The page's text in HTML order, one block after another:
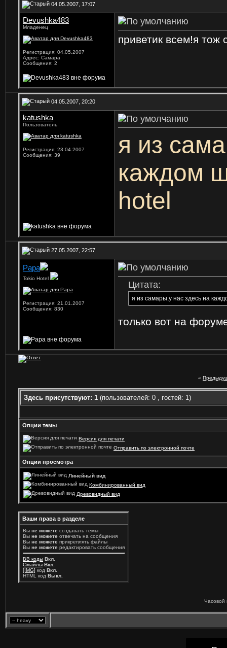
04.05.2007, 17:07
Devushka483
Младенец
Регистрация: 04.05.2007
Адрес: Самара
Сообщения: 2
приветик всем!я
04.05.2007, 20:20
katushka
Пользователь
Регистрация: 23.04.2007
Сообщения: 39
я из
каждом
hotel
27.05.2007, 22:57
Papa
Tokio Hotel
Регистрация: 21.01.2007
Сообщения: 830
Цитата:
я из самары,у нас здесь на
только вот на
«
Здесь присутствуют: 1 (пользователей: 0 , гостей: 1)
Опции темы
Версия для печати
Отправить по электронной почте
Опции просмотра
Линейный вид
Комбинированный вид
Древовидный вид
Ваши права в разделе
Вы не можете создавать темы
Вы не можете отвечать на сообщения
Вы не можете прикреплять файлы
Вы не можете редактировать сообщения
BB коды Вкл.
Смайлы Вкл.
[IMG] код Вкл.
HTML код Выкл.
Часовой